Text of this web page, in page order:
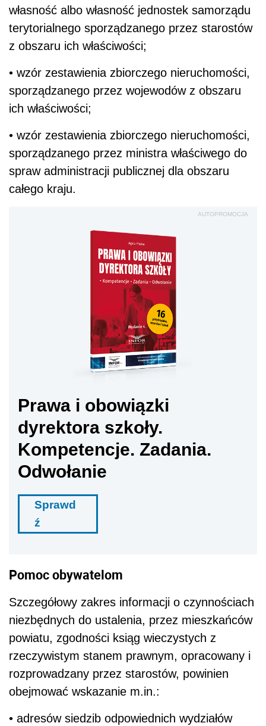
własność albo własność jednostek samorządu
terytorialnego sporządzanego przez starostów
z obszaru ich właściwości;
• wzór zestawienia zbiorczego nieruchomości,
sporządzanego przez wojewodów z obszaru
ich właściwości;
• wzór zestawienia zbiorczego nieruchomości,
sporządzanego przez ministra właściwego do
spraw administracji publicznej dla obszaru
całego kraju.
AUTOPROMOCJA
Prawa i obowiązki
dyrektora szkoły.
Kompetencje. Zadania.
Odwołanie
Sprawd
ź
Pomoc obywatelom
Szczegółowy zakres informacji o czynnościach
niezbędnych do ustalenia, przez mieszkańców
powiatu, zgodności ksiąg wieczystych z
rzeczywistym stanem prawnym, opracowany i
rozprowadzany przez starostów, powinien
obejmować wskazanie m.in.:
• adresów siedzib odpowiednich wydziałów